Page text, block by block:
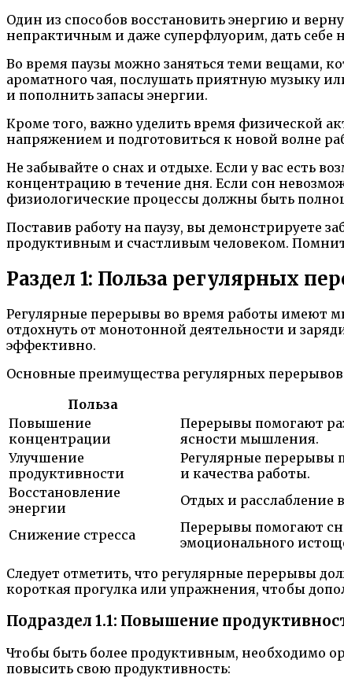
Один из способов восстановить энергию и
непрактичным и даже суперфлуорим, дать
Во время паузы можно заняться теми вещами,
ароматного чая, послушать приятную музыку
и пополнить запасы энергии.
Кроме того, важно уделить время физической
напряжением и подготовиться к новой волне
Не забывайте о снах и отдыхе. Если у вас есть
концентрацию в течение дня. Если сон
физиологические процессы должны быть
Поставив работу на паузу, вы демонстрируете
продуктивным и счастливым человеком.
Раздел 1: Польза регулярных
Регулярные перерывы во время работы имеют
отдохнуть от монотонной деятельности и
эффективно.
Основные преимущества регулярных
Польза
Повышение
концентрации
Перерывы помогают
ясности мышления.
Улучшение
продуктивности
Регулярные перерывы
и качества работы.
Восстановление
энергии
Отдых и расслабление
Снижение стресса
Перерывы помогают
эмоционального
Следует отметить, что регулярные перерывы
короткая прогулка или упражнения, чтобы
Подраздел 1.1: Повышение
Чтобы быть более продуктивным, необходимо
повысить свою продуктивность: